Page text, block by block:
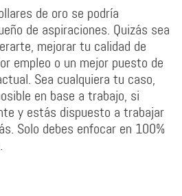
de oro se podría
de aspiraciones. Quizás sea
mejorar tu calidad de
empleo o un mejor puesto de
Sea cualquiera tu caso,
en base a trabajo, si
y estás dispuesto a trabajar
Solo debes enfocar en 100%